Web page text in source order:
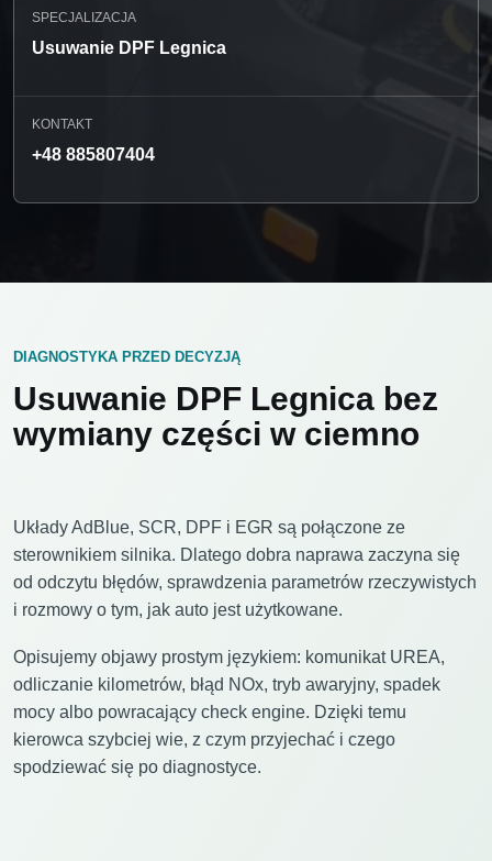
SPECJALIZACJA
Usuwanie DPF Legnica
KONTAKT
+48 885807404
DIAGNOSTYKA PRZED DECYZJĄ
Usuwanie DPF Legnica bez
wymiany części w ciemno
Układy AdBlue, SCR, DPF i EGR są połączone ze
sterownikiem silnika. Dlatego dobra naprawa zaczyna się
od odczytu błędów, sprawdzenia parametrów rzeczywistych
i rozmowy o tym, jak auto jest użytkowane.
Opisujemy objawy prostym językiem: komunikat UREA,
odliczanie kilometrów, błąd NOx, tryb awaryjny, spadek
mocy albo powracający check engine. Dzięki temu
kierowca szybciej wie, z czym przyjechać i czego
spodziewać się po diagnostyce.